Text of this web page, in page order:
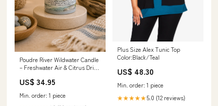
Poudre River Wildwater Candle
– Freshwater Air & Citrus Drift
Candle Size:6oz
US$ 34.95
Min. order: 1 piece
Plus Size Alex Tunic Top
Color:Black/Teal
US$ 48.30
Min. order: 1 piece
★★★★★5.0 (12 reviews)